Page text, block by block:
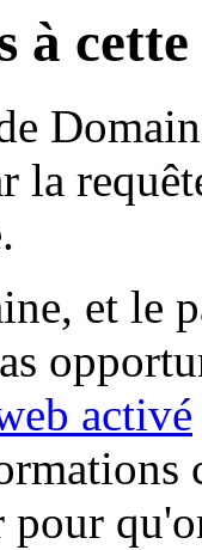
à
la
et le
activé
pour